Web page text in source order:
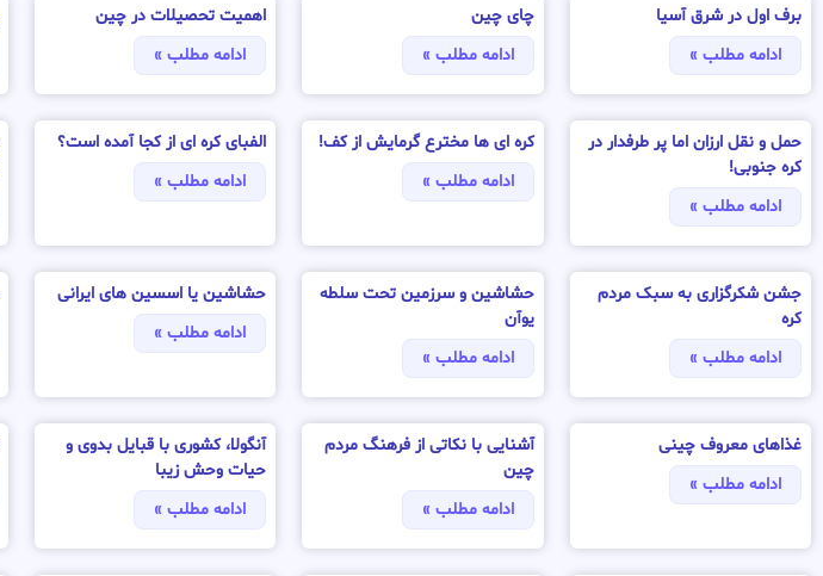
برف اول در شرق آسیا
ادامه مطلب »
چای چین
ادامه مطلب »
اهمیت تحصیلات در چین
ادامه مطلب »
حمل و نقل ارزان اما پر طرفدار در
کره جنوبی!
ادامه مطلب »
کره ای ها مخترع گرمایش از کف!
ادامه مطلب »
الفبای کره ای از کجا آمده است؟
ادامه مطلب »
جشن شکرگزاری به سبک مردم
کره
ادامه مطلب »
حشاشین و سرزمین تحت سلطه
یوآن
ادامه مطلب »
حشاشین یا اسسین های ایرانی
ادامه مطلب »
غذاهای معروف چینی
ادامه مطلب »
آشنایی با نکاتی از فرهنگ مردم
چین
ادامه مطلب »
آنگولا، کشوری با قبایل بدوی و
حیات وحش زیبا
ادامه مطلب »